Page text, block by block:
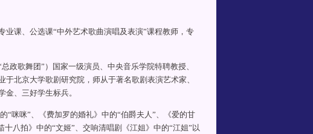
课、公选课“中外艺术歌曲演唱及表演”课程教师，专
政歌舞团”）国家一级演员、中央音乐学院特聘教授、
北京大学歌剧研究院，师从于著名歌剧表演艺术家、
、三好学生标兵。
“咪咪”、《费加罗的婚礼》中的“伯爵夫人”、《爱的甘
八拍》中的“文姬”、交响清唱剧《江姐》中的“江姐”以